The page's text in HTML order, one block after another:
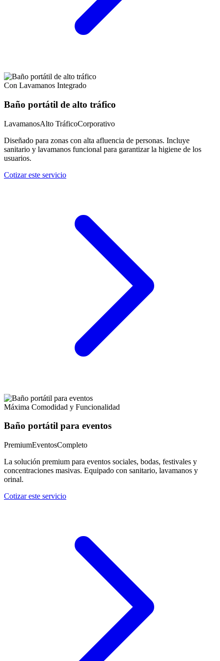
Con Lavamanos Integrado
Baño portátil de alto tráfico
LavamanosAlto TráficoCorporativo
Diseñado para zonas con alta afluencia de personas. Incluye
sanitario y lavamanos funcional para garantizar la higiene de los
usuarios.
Cotizar este servicio
Máxima Comodidad y Funcionalidad
Baño portátil para eventos
PremiumEventosCompleto
La solución premium para eventos sociales, bodas, festivales y
concentraciones masivas. Equipado con sanitario, lavamanos y
orinal.
Cotizar este servicio